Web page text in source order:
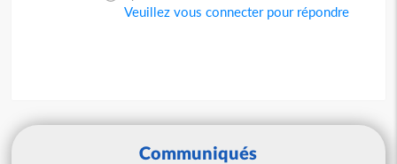
Veuillez vous connecter pour répondre
Communiqués